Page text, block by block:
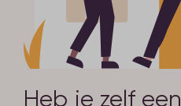
Heb je zelf een